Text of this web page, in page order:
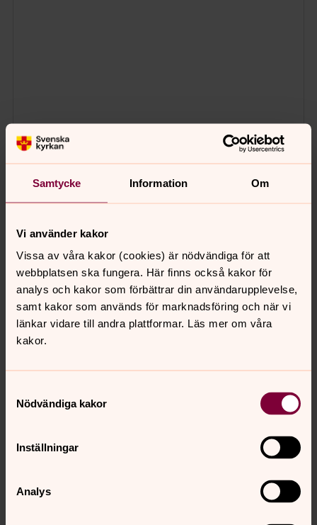
Samtycke Information Om
Vi använder kakor
Vissa av våra kakor (cookies) är nödvändiga för att
webbplatsen ska fungera. Här finns också kakor för
analys och kakor som förbättrar din användarupplevelse,
samt kakor som används för marknadsföring och när vi
länkar vidare till andra plattformar. Läs mer om våra
kakor.
Nödvändiga kakor
Inställningar
Analys